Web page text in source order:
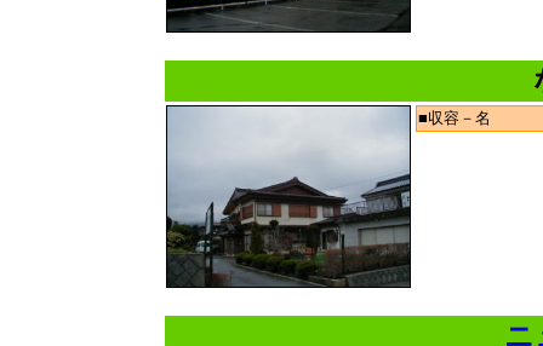
■収容－名
ニ